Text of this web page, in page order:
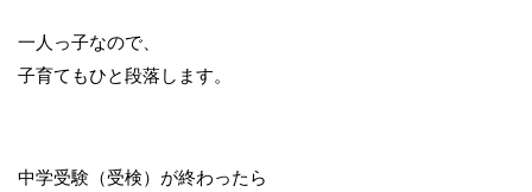
一人っ子なので、
子育てもひと段落します。
中学受験（受検）が終わったら